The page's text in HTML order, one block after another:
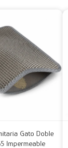
Gato Doble
Impermeable